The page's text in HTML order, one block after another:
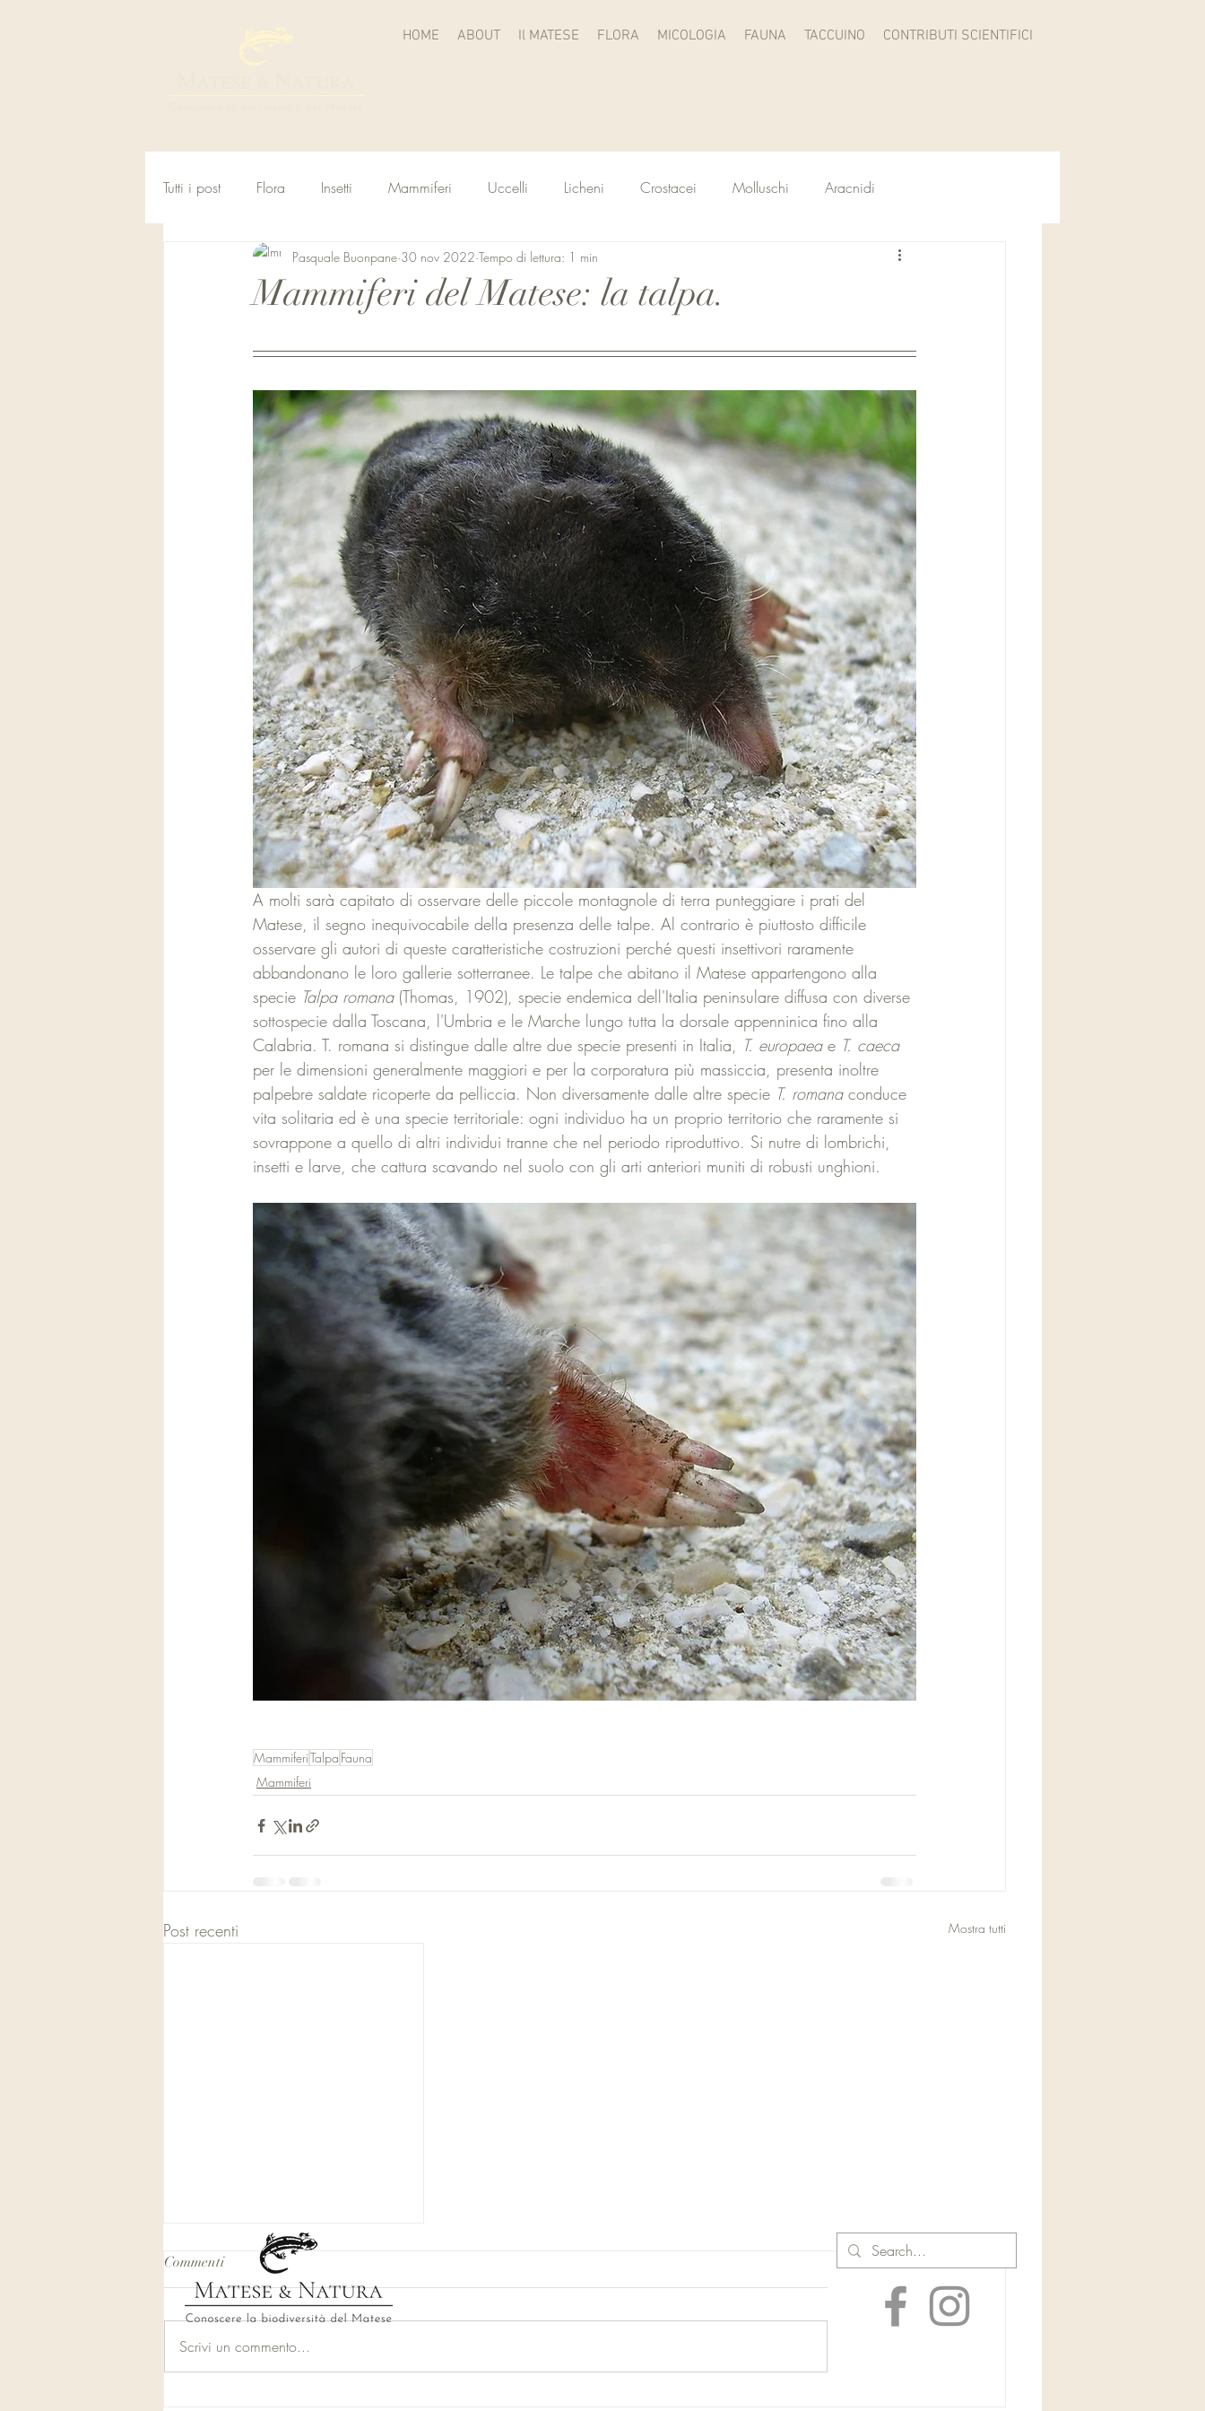
HOME ABOUT Il MATESE FLORA MICOLOGIA FAUNA TACCUINO CONTRIBUTI SCIENTIFICI
Tutti i post Flora Insetti Mammiferi Uccelli Licheni Crostacei Molluschi Aracnidi
Mammiferi del Matese: la talpa.
Pasquale Buonpane 30 nov 2022 Tempo di lettura: 1 min
A molti sarà capitato di osservare delle piccole montagnole di terra punteggiare i prati del
Matese, il segno inequivocabile della presenza delle talpe. Al contrario è piuttosto difficile
osservare gli autori di queste caratteristiche costruzioni perché questi insettivori raramente
abbandonano le loro gallerie sotterranee. Le talpe che abitano il Matese appartengono alla
specie Talpa romana (Thomas, 1902), specie endemica dell'Italia peninsulare diffusa con diverse
sottospecie dalla Toscana, l'Umbria e le Marche lungo tutta la dorsale appenninica fino alla
Calabria. T. romana si distingue dalle altre due specie presenti in Italia, T. europaea e T. caeca
per le dimensioni generalmente maggiori e per la corporatura più massiccia, presenta inoltre
palpebre saldate ricoperte da pelliccia. Non diversamente dalle altre specie T. romana conduce
vita solitaria ed è una specie territoriale: ogni individuo ha un proprio territorio che raramente si
sovrappone a quello di altri individui tranne che nel periodo riproduttivo. Si nutre di lombrichi,
insetti e larve, che cattura scavando nel suolo con gli arti anteriori muniti di robusti unghioni.
MammiferiTalpa Fauna
Mammiferi
Post recenti Mostra tutti
Il Matese e il lupo
Commenti
Scrivi un commento...